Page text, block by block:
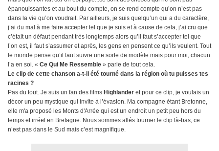
épanouissantes et au bout du compte, on se rend compte qu’on n’est pas
dans la vie qu’on voudrait. Par ailleurs, je suis quelqu’un qui a du caractère,
j’ai du mal à me faire accepter tel que je suis et à cause de cela, j’ai cru que
c’était un défaut pendant très longtemps alors qu’il faut s’accepter tel que
l’on est, il faut s’assumer et après, les gens en pensent ce qu’ils veulent. Tout
le monde pense qu’il faut suivre une sorte de modèle mais pour moi, chacun
l’a en soi. « Ce Qui Me Ressemble » parle de tout cela.
Le clip de cette chanson a-t-il été tourné dans la région où tu puisses tes
racines ?
Pas du tout. Je suis un fan des films Highlander et pour ce clip, je voulais un
décor un peu mystique qui invite à l’évasion. Ma compagne étant Bretonne,
elle m'a proposé les Monts d'Arrée qui est un endroit un petit peu hors du
temps et irréel en Bretagne. Nous sommes allés tourner le clip là-bas, ce
n’est pas dans le Sud mais c’est magnifique.